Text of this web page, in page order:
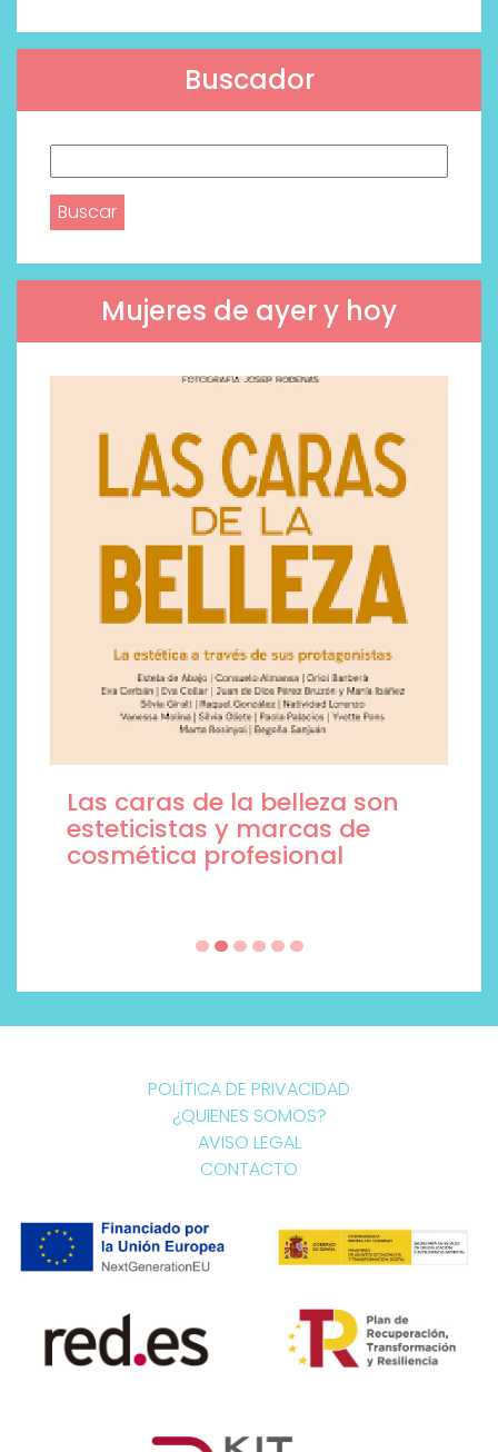
Buscador
Mujeres de ayer y hoy
Las caras de la belleza son
esteticistas y marcas de
cosmética profesional
POLÍTICA DE PRIVACIDAD
¿QUIENES SOMOS?
AVISO LEGAL
CONTACTO